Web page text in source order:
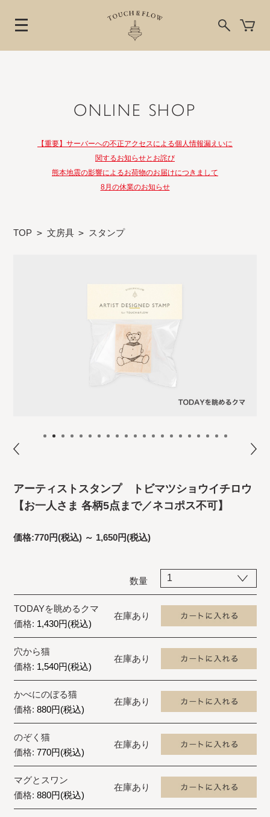
ONLINE SHOP
【重要】サーバーへの不正アクセスによる個人情報漏えいに
関するお知らせとお詫び
熊本地震の影響によるお荷物のお届けにつきまして
8月の休業のお知らせ
TOP > 文房具 > スタンプ
アーティストスタンプ トビマツショウイチロウ
【お一人さま 各柄5点まで／ネコポス不可】
価格:770円(税込) ～ 1,650円(税込)
数量
TODAYを眺めるクマ
価格: 1,430円(税込)
在庫あり
穴から猫
価格: 1,540円(税込)
在庫あり
かべにのぼる猫
価格: 880円(税込)
在庫あり
のぞく猫
価格: 770円(税込)
在庫あり
マグとスワン
価格: 880円(税込)
在庫あり